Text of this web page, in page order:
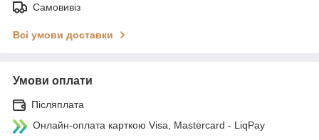
Самовивіз
Всі умови доставки
Умови оплати
Післяплата
Онлайн-оплата карткою Visa, Mastercard - LiqPay